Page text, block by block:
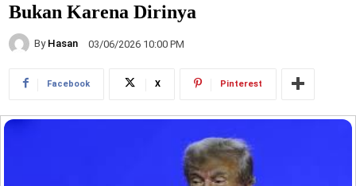
Bukan Karena Dirinya
By Hasan 03/06/2026 10:00 PM
Facebook X Pinterest